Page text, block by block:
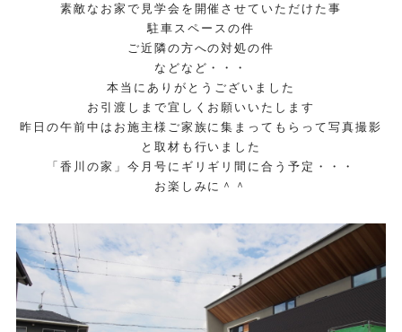
素敵なお家で見学会を開催させていただけた事
駐車スペースの件
ご近隣の方への対処の件
などなど・・・
本当にありがとうございました
お引渡しまで宜しくお願いいたします
昨日の午前中はお施主様ご家族に集まってもらって写真撮影
と取材も行いました
「香川の家」今月号にギリギリ間に合う予定・・・
お楽しみに＾＾